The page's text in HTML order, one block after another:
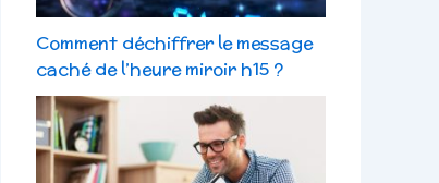
Comment déchiffrer le message
caché de l’heure miroir h15 ?